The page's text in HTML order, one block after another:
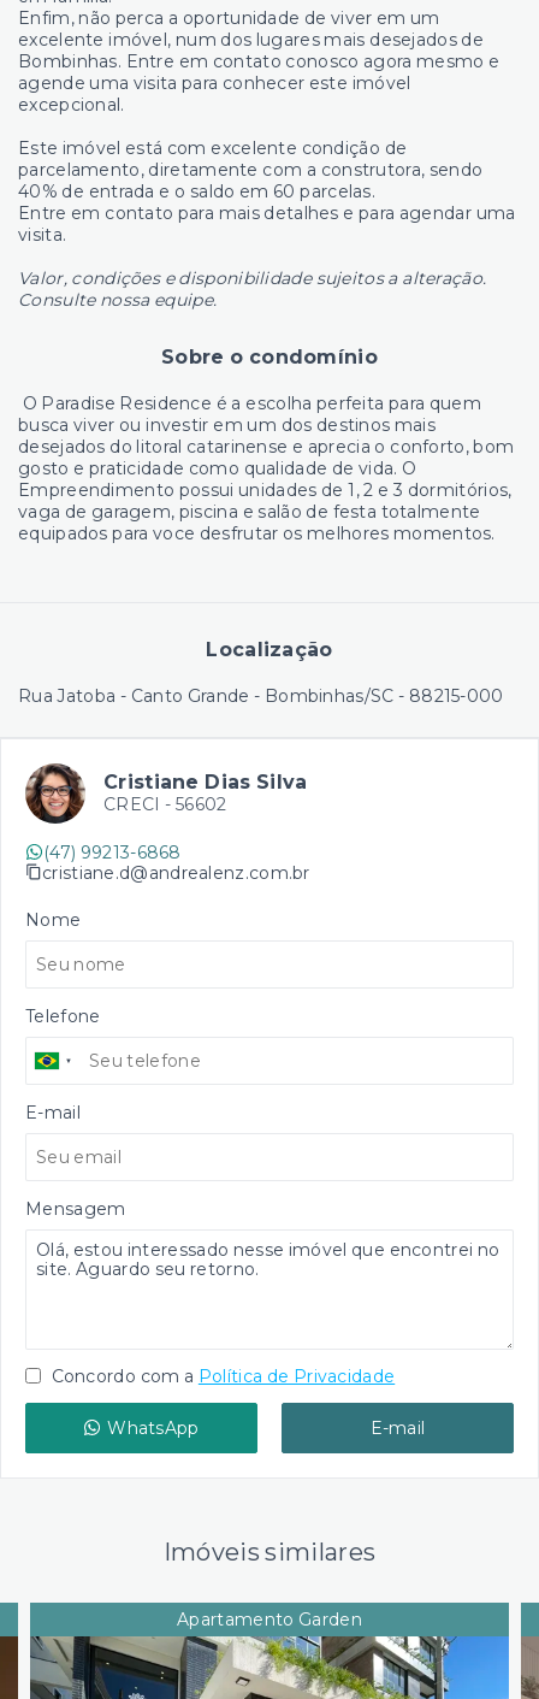
Enfim, não perca a oportunidade de viver em um
excelente imóvel, num dos lugares mais desejados de
Bombinhas. Entre em contato conosco agora mesmo e
agende uma visita para conhecer este imóvel
excepcional.
Este imóvel está com excelente condição de
parcelamento, diretamente com a construtora, sendo
40% de entrada e o saldo em 60 parcelas.
Entre em contato para mais detalhes e para agendar uma
visita.
Valor, condições e disponibilidade sujeitos a alteração.
Consulte nossa equipe.
Sobre o condomínio
O Paradise Residence é a escolha perfeita para quem
busca viver ou investir em um dos destinos mais
desejados do litoral catarinense e aprecia o conforto, bom
gosto e praticidade como qualidade de vida. O
Empreendimento possui unidades de 1, 2 e 3 dormitórios,
vaga de garagem, piscina e salão de festa totalmente
equipados para voce desfrutar os melhores momentos.
Localização
Rua Jatoba - Canto Grande - Bombinhas/SC - 88215-000
Cristiane Dias Silva
CRECI - 56602
(47) 99213-6868
cristiane.d@andrealenz.com.br
Nome
Telefone
E-mail
Mensagem
Concordo com a Política de Privacidade
WhatsApp E-mail
Imóveis similares
Apartamento Garden